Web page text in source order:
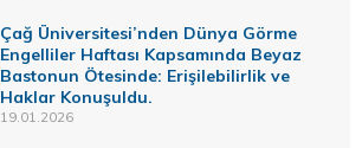
Çağ Üniversitesi’nden Dünya Görme
Engelliler Haftası Kapsamında Beyaz
Bastonun Ötesinde: Erişilebilirlik ve
Haklar Konuşuldu.
19.01.2026